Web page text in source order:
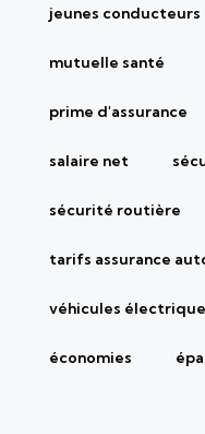
jeunes conducteurs
mutuelle santé
prime d'assurance
salaire net
sécurité routière
tarifs assurance
véhicules
économies